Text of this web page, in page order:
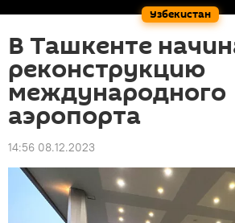
Узбекистан
В Ташкенте
реконструкцию
международного
аэропорта
14:56 08.12.2023